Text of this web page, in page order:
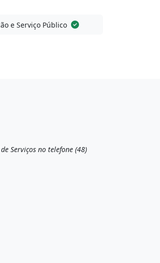
e Serviço Público
Serviços no telefone (48)